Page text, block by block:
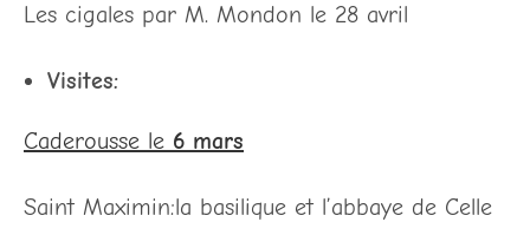
Les cigales par M. Mondon le 28 avril
Visites:
Caderousse le 6 mars
Saint Maximin:la basilique et l’abbaye de Celle